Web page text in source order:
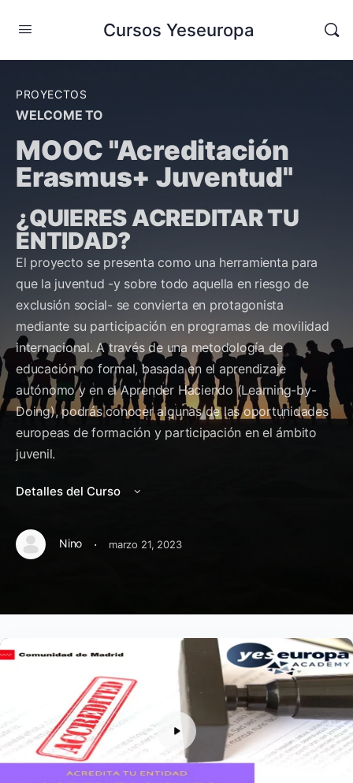
Cursos Yeseuropa
PROYECTOS
WELCOME TO
MOOC "Acreditación
Erasmus+ Juventud"
¿QUIERES ACREDITAR TU
ENTIDAD?
El proyecto se presenta como una herramienta para
que la juventud -y sobre todo aquella en riesgo de
exclusión social- se convierta en protagonista
mediante su participación en programas de movilidad
internacional. A través de una metodología de
educación no formal, basada en el aprendizaje
autónomo y en el Aprender Haciendo (Learning-by-
Doing), podrás conocer algunas de las oportunidades
europeas de formación y participación en el ámbito
juvenil.
Detalles del Curso
Nino · marzo 21, 2023